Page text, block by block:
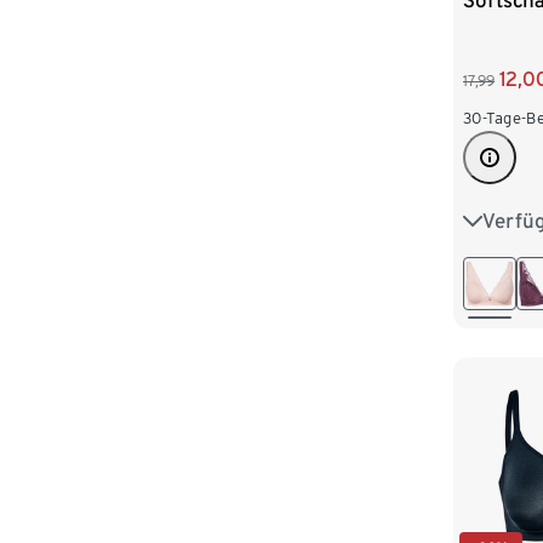
17,99
30-Tage-
75A
80A